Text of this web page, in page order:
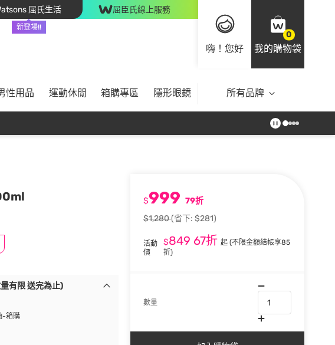
屈氏生活
新登場!!
屈臣氏線上服務
嗨！您好
0
我的購物袋
性用品 運動休閒 箱購專區 隱形眼鏡 所有品牌
$999 79折
$1,280(省下: $281)
活動
價
$849 67折 起 (不限金額結帳享85
折)
數量
有限 送完為止)
-箱購